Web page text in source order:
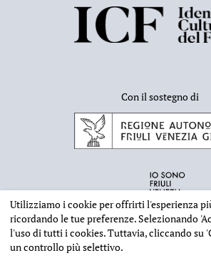
Con il sostegno di
Utilizziamo i cookie per offrirti l'esperienza
ricordando le tue preferenze. Selezionando
l'uso di tutti i cookies. Tuttavia, cliccando su
un controllo più selettivo.